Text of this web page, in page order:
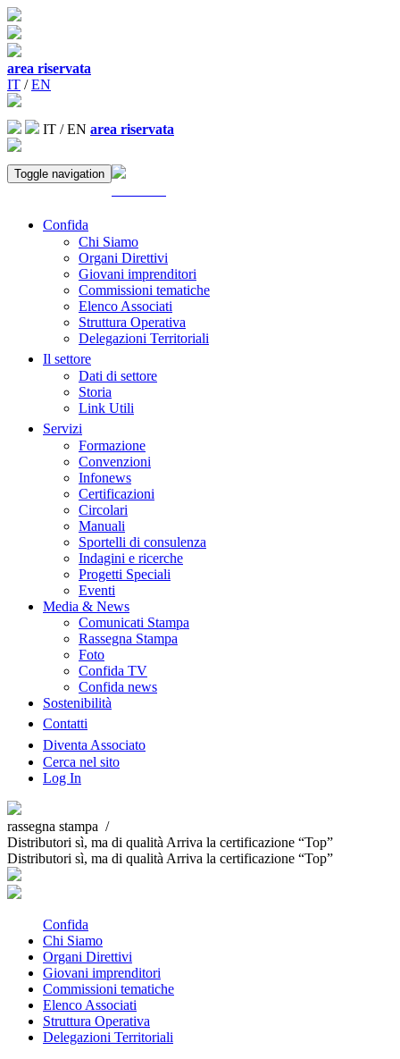
area riservata
IT /EN
IT /EN area riservata
Toggle navigation
Confida
Chi Siamo
Organi Direttivi
Giovani imprenditori
Commissioni tematiche
Elenco Associati
Struttura Operativa
Delegazioni Territoriali
Il settore
Dati di settore
Storia
Link Utili
Servizi
Formazione
Convenzioni
Infonews
Certificazioni
Circolari
Manuali
Sportelli di consulenza
Indagini e ricerche
Progetti Speciali
Eventi
Media & News
Comunicati Stampa
Rassegna Stampa
Foto
Confida TV
Confida news
Sostenibilità
Contatti
Diventa Associato
Cerca nel sito
Log In
rassegna stampa /
Distributori sì, ma di qualità Arriva la certificazione “Top”
Distributori sì, ma di qualità Arriva la certificazione “Top”
Confida
Chi Siamo
Organi Direttivi
Giovani imprenditori
Commissioni tematiche
Elenco Associati
Struttura Operativa
Delegazioni Territoriali